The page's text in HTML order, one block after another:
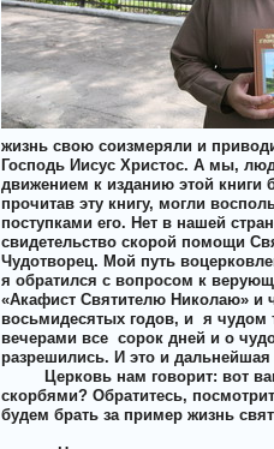
жизнь свою соизмеряли и
Господь Иисус Христос. А мы,
движением к изданию этой книги
прочитав эту книгу, могли
поступками его. Нет в нашей
свидетельство скорой помощи
Чудотворец. Мой путь
я обратился с вопросом к
«Акафист Святителю Николаю» и
восьмидесятых годов, и я чудом
вечерами все сорок дней и о
разрешились. И это и
Церковь нам говорит: вот
скорбями? Обратитесь,
будем брать за пример жизнь